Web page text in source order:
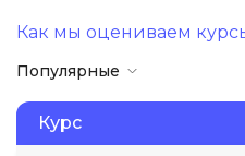
Как мы оцениваем
Популярные
Курс
Аналитика
Менеджмент